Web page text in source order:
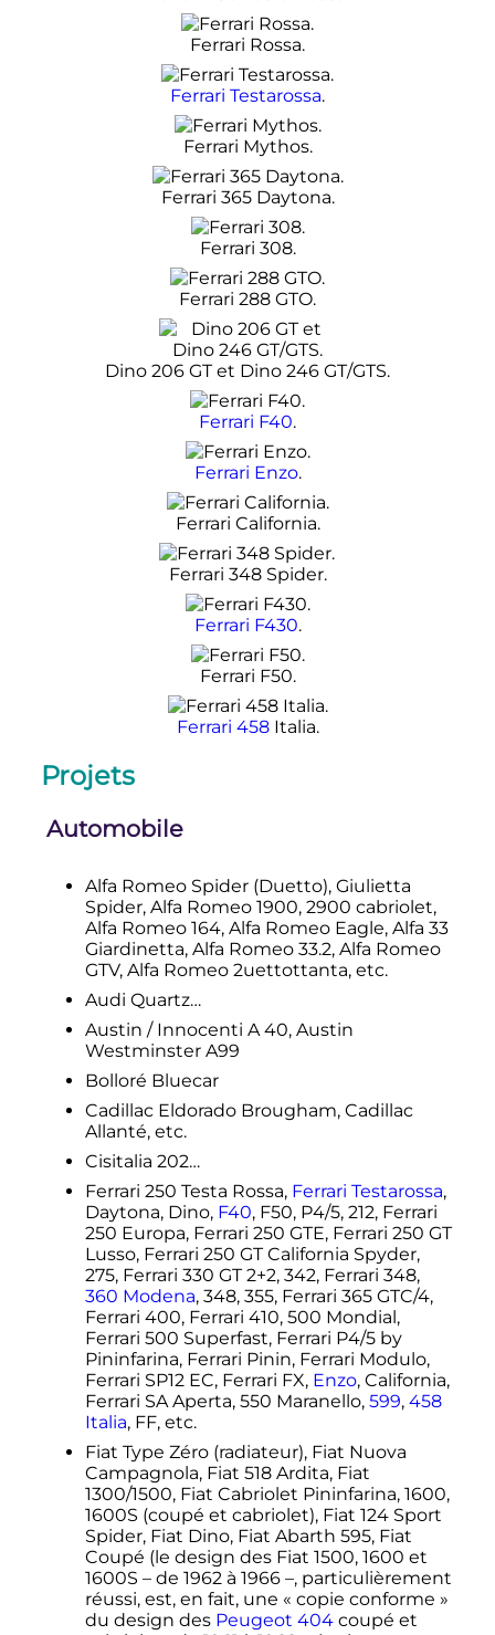
Ferrari Rossa.
Ferrari Testarossa.
Ferrari Mythos.
Ferrari 365 Daytona.
Ferrari 308.
Ferrari 288 GTO.
Dino 206 GT et Dino 246 GT/GTS.
Ferrari F40.
Ferrari Enzo.
Ferrari California.
Ferrari 348 Spider.
Ferrari F430.
Ferrari F50.
Ferrari 458Italia.
Projets
Automobile
Alfa Romeo Spider (Duetto), Giulietta
Spider, Alfa Romeo 1900, 2900 cabriolet,
Alfa Romeo 164, Alfa Romeo Eagle, Alfa 33
Giardinetta, Alfa Romeo 33.2, Alfa Romeo
GTV, Alfa Romeo 2uettottanta, etc.
Audi Quartz…
Austin / Innocenti A 40, Austin
Westminster A99
Bolloré Bluecar
Cadillac Eldorado Brougham, Cadillac
Allanté, etc.
Cisitalia 202…
Ferrari 250 Testa Rossa, Ferrari Testarossa,
Daytona, Dino, F40, F50, P4/5, 212, Ferrari
250 Europa, Ferrari 250 GTE, Ferrari 250 GT
Lusso, Ferrari 250 GT California Spyder,
275, Ferrari 330 GT 2+2, 342, Ferrari 348,
360 Modena, 348, 355, Ferrari 365 GTC/4,
Ferrari 400, Ferrari 410, 500 Mondial,
Ferrari 500 Superfast, Ferrari P4/5 by
Pininfarina, Ferrari Pinin, Ferrari Modulo,
Ferrari SP12 EC, Ferrari FX, Enzo, California,
Ferrari SA Aperta, 550 Maranello, 599, 458
Italia, FF, etc.
Fiat Type Zéro (radiateur), Fiat Nuova
Campagnola, Fiat 518 Ardita, Fiat
1300/1500, Fiat Cabriolet Pininfarina, 1600,
1600S (coupé et cabriolet), Fiat 124 Sport
Spider, Fiat Dino, Fiat Abarth 595, Fiat
Coupé (le design des Fiat 1500, 1600 et
1600S – de 1962 à 1966 –, particulièrement
réussi, est, en fait, une « copie conforme »
du design des Peugeot 404coupé et